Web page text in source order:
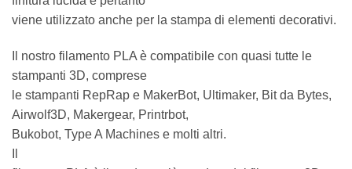
viene utilizzato anche per la stampa di elementi decorativi.
Il nostro filamento PLA è compatibile con quasi tutte le
stampanti 3D, comprese
le stampanti RepRap e MakerBot, Ultimaker, Bit da Bytes,
Airwolf3D, Makergear, Printrbot,
Bukobot, Type A Machines e molti altri.